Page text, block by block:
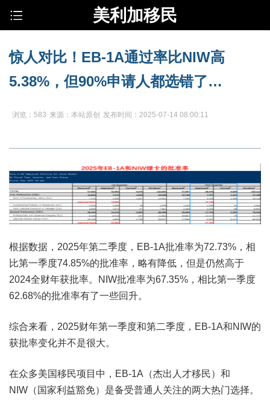
美利加移民
惊人对比！EB-1A通过率比NIW高
5.38%，但90%申请人都选错了…
浏览：583 来源：本站原创 发布时间：2025-07-14 08:00:11
根据数据，2025年第二季度，EB-1A批准率为72.73%，相
比第一季度74.85%的批准率，略有降低，但是仍然高于
2024全财年获批率。NIW批准率为67.35%，相比第一季度
62.68%的批准率有了一些回升。
综合来看，2025财年第一季度和第二季度，EB-1A和NIW的
获批率变化并不是很大。
在众多美国移民项目中，EB-1A（杰出人才移民）和
NIW（国家利益豁免）是备受普通人关注的两大热门选择。